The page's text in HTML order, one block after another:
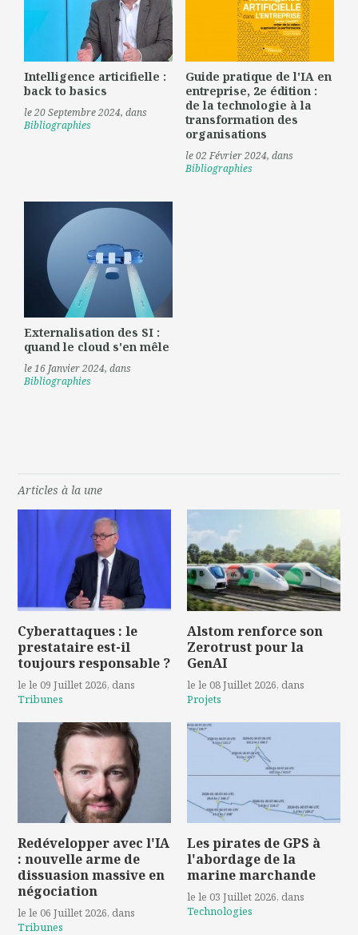
Intelligence articifielle :
back to basics
le 20 Septembre 2024, dans
Bibliographies
Guide pratique de l'IA en
entreprise, 2e édition :
de la technologie à la
transformation des
organisations
le 02 Février 2024, dans
Bibliographies
Externalisation des SI :
quand le cloud s'en mêle
le 16 Janvier 2024, dans
Bibliographies
Articles à la une
Cyberattaques : le
prestataire est-il
toujours responsable ?
le le 09 Juillet 2026, dans
Tribunes
Alstom renforce son
Zerotrust pour la
GenAI
le le 08 Juillet 2026, dans
Projets
Redévelopper avec l'IA
: nouvelle arme de
dissuasion massive en
négociation
le le 06 Juillet 2026, dans
Tribunes
Les pirates de GPS à
l'abordage de la
marine marchande
le le 03 Juillet 2026, dans
Technologies